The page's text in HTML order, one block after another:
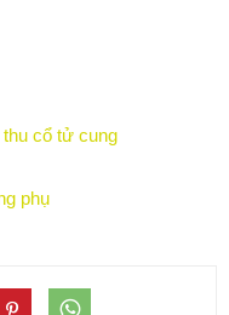
thu cổ tử cung
phụ